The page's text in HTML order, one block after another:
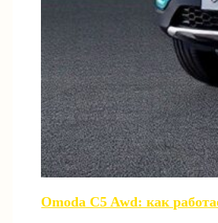
Omoda C5 Awd: как